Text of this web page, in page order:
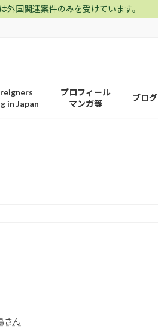
国関連案件のみを受けています。
in Japan
プロフィール
マンガ等
ブログ
さん